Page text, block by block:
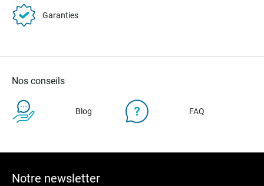
Garanties
Nos conseils
Blog FAQ
Notre newsletter